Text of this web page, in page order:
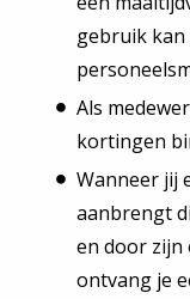
gebruik kan
Als
kortingen
Wanneer jij
aanbrengt
en door
ontvang je